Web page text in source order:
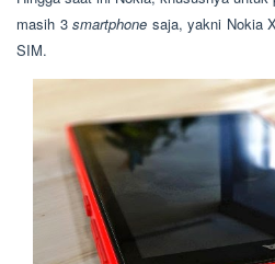
masih 3 smartphone saja, yakni Nokia
SIM.